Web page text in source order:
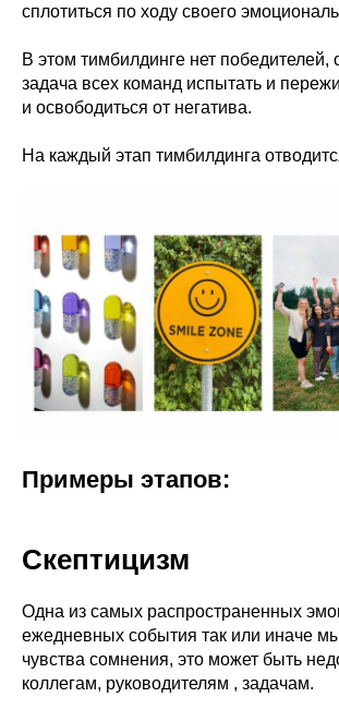
сплотиться по ходу своего
В этом тимбилдинге нет
задача всех команд испытать и
и освободиться от негатива.
На каждый этап тимбилдинга
Примеры этапов:
Скептицизм
Одна из самых распространенных
ежедневных события так или иначе
чувства сомнения, это может быть
коллегам, руководителям , задачам.